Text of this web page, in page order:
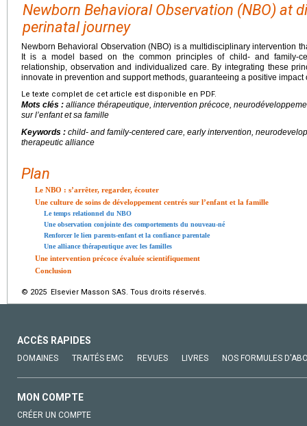
Newborn Behavioral Observation (NBO) at
perinatal journey
Newborn Behavioral Observation (NBO) is a multidisciplinary intervention
It is a model based on the common principles of child- and family-
relationship, observation and individualized care. By integrating these
innovate in prevention and support methods, guaranteeing a positive impact
Le texte complet de cet article est disponible en PDF.
Mots clés : alliance thérapeutique, intervention précoce,
sur l’enfant et sa famille
Keywords : child- and family-centered care, early intervention,
therapeutic alliance
Plan
Le NBO : s’arrêter, regarder, écouter
Une culture de soins de développement centrés sur l’enfant et la famille
Le temps relationnel du NBO
Une observation conjointe des comportements du nouveau-né
Renforcer le lien parents-enfant et la confiance parentale
Une alliance thérapeutique avec les familles
Une intervention précoce évaluée scientifiquement
Conclusion
© 2025 Elsevier Masson SAS. Tous droits réservés.
ACCÈS RAPIDES
DOMAINES TRAITÉS EMC REVUES LIVRES NOS FORMULES
MON COMPTE
CRÉER UN COMPTE